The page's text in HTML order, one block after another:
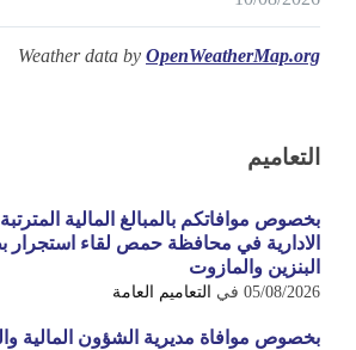
Weather data by OpenWeatherMap.org
التعاميم
بخصوص موافاتكم بالمبالغ المالية
الادارية في محافظة حمص لقاء استجرار
البنزين والمازوت
05/08/2026 في التعاميم العامة
بخصوص موافاة مديرية الشؤون المالية